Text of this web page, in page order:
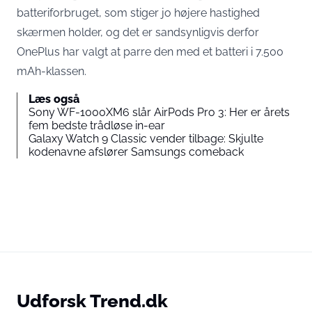
batteriforbruget, som stiger jo højere hastighed
skærmen holder, og det er sandsynligvis derfor
OnePlus har valgt at parre den med et batteri i 7.500
mAh-klassen.
Læs også
Sony WF-1000XM6 slår AirPods Pro 3: Her er årets
fem bedste trådløse in-ear
Galaxy Watch 9 Classic vender tilbage: Skjulte
kodenavne afslører Samsungs comeback
Udforsk Trend.dk